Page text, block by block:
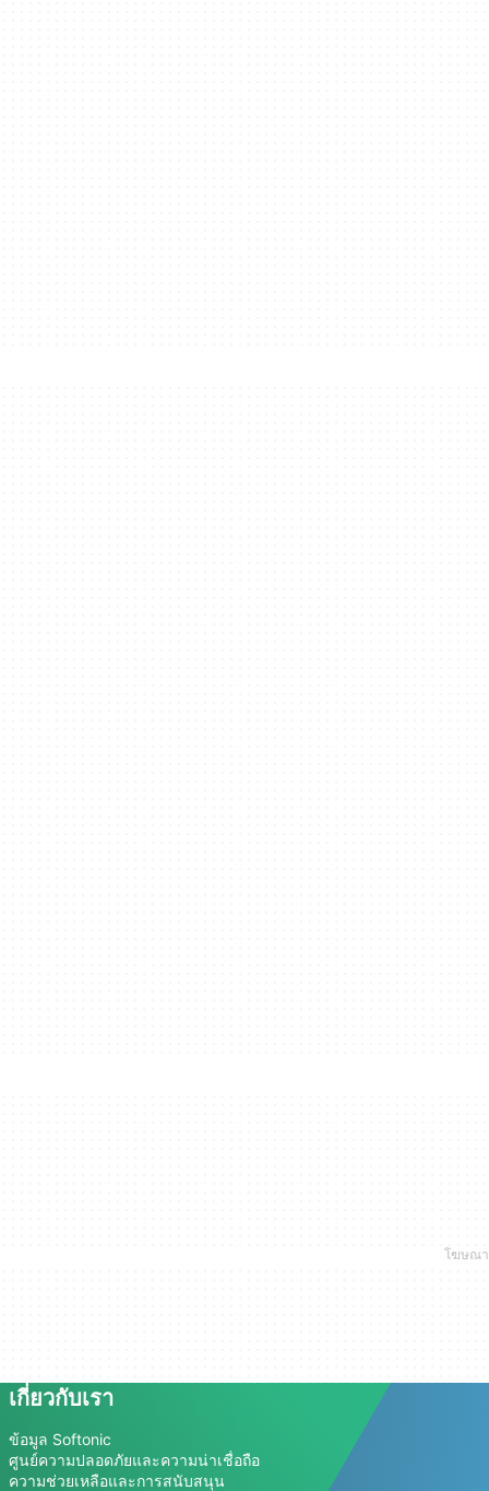
เกี่ยวกับเรา
ข้อมูล Softonic
ศูนย์ความปลอดภัยและความน่าเชื่อถือ
ความช่วยเหลือและการสนับสนุน